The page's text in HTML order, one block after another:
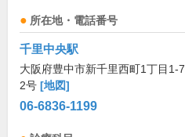
所在地・電話番号
千里中央駅
大阪府豊中市新千里西町1丁目1-7
2号 [地図]
06-6836-1199